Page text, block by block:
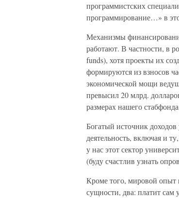
программистских
программирование…» в
Механизмы
работают. В частности, в
funds), хотя проекты их
формируются из взносов
экономической мощи
превысил 20 млрд.
размерах нашего
Богатый источник доходов
деятельность, включая и
у нас этот сектор
(буду счастлив узнать
Кроме того, мировой опыт
сущности, два: платит сам